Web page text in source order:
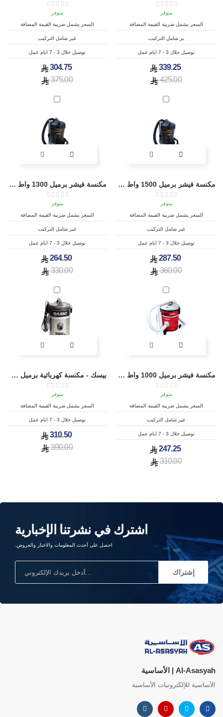
متوفر
السعر يشمل ضريبة القيمة المضافة
ير شامل التركيب
توصيل خلال 3 - 7 ايام عمل
339.25
425.00
متوفر
السعر يشمل ضريبة القيمة المضافة
غير شامل التركيب
توصيل خلال 3 - 7 ايام عمل
304.75
375.00
مكنسة فيشر برميل 1500 واط سعة 15 لتر - BSC-1500
متوفر
السعر يشمل ضريبة القيمة المضافة
غير شامل التركيب
توصيل خلال 3 - 7 ايام عمل
287.50
360.00
مكنسة فيشر برميل 1300 واط سعة 13 لتر - BSC-1300
متوفر
السعر يشمل ضريبة القيمة المضافة
غير شامل التركيب
توصيل خلال 3 - 7 ايام عمل
264.50
330.00
مكنسة فيشر برميل 1000 واط سعة 10 لتر - BSC-500
متوفر
السعر يشمل ضريبة القيمة المضافة
غير شامل التركيب
توصيل خلال 3 - 7 ايام عمل
247.25
310.00
بيسك - مكنسة كهربائية برميل سعة 20 لتر قدرة 2000 واط - BSC-2000
متوفر
السعر يشمل ضريبة القيمة المضافة
توصيل خلال 3 - 7 ايام عمل
310.50
390.00
اشترك في نشرتنا الإخبارية
احصل على أحدث المعلومات والاخبار والعروض.
إشتراك
Al-Asasyah | الأساسية
الأساسية للإلكترونيات الأساسية